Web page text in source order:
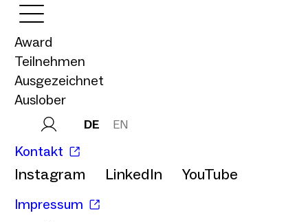
Award
Teilnehmen
Ausgezeichnet
Auslober
DE EN
Kontakt
Instagram LinkedIn YouTube
Impressum